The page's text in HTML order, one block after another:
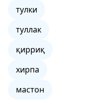
тулки
туллак
қирриқ
хирпа
мастон